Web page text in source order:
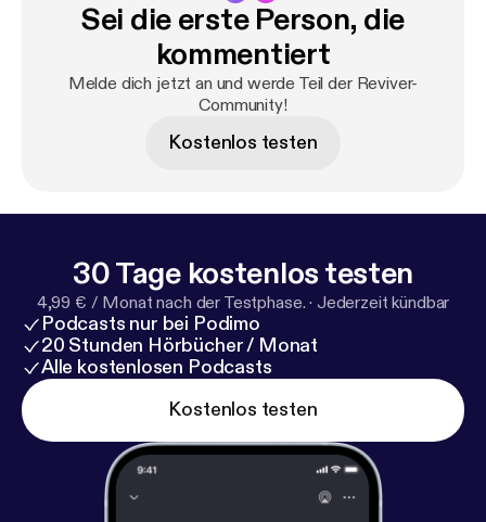
Sei die erste Person, die
kommentiert
Melde dich jetzt an und werde Teil der Reviver-
Community!
Kostenlos testen
30 Tage kostenlos testen
4,99 € / Monat nach der Testphase. · Jederzeit kündbar
Podcasts nur bei Podimo
20 Stunden Hörbücher / Monat
Alle kostenlosen Podcasts
Kostenlos testen